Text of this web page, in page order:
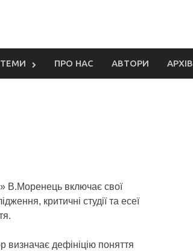
ПРО НАС АВТОРИ АРХІВ
В.Моренець включає свої
критичні студії та есеї
визначає дефініцію поняття